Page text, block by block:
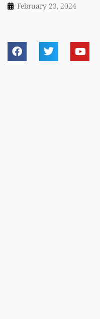
February 23, 2024